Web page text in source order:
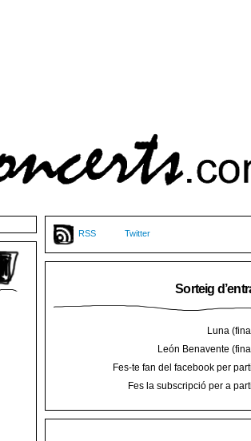
RSS Twitter
Sorteig
Luna
León Benavente
Fes-te fan del facebook per
Fes la subscripció per a